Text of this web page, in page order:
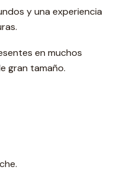
y una experiencia
en muchos
gran tamaño.